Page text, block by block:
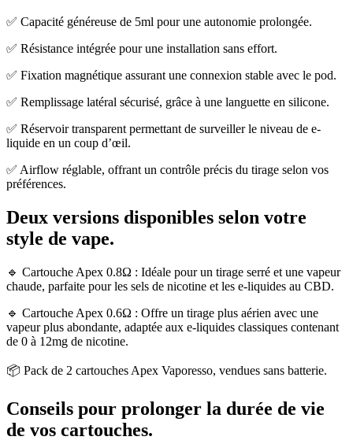
✅ Capacité généreuse de 5ml pour une autonomie prolongée.
✅ Résistance intégrée pour une installation sans effort.
✅ Fixation magnétique assurant une connexion stable avec le pod.
✅ Remplissage latéral sécurisé, grâce à une languette en silicone.
✅ Réservoir transparent permettant de surveiller le niveau de e-
liquide en un coup d’œil.
✅ Airflow réglable, offrant un contrôle précis du tirage selon vos
préférences.
Deux versions disponibles selon votre
style de vape.
🔹 Cartouche Apex 0.8Ω : Idéale pour un tirage serré et une vapeur
chaude, parfaite pour les sels de nicotine et les e-liquides au CBD.
🔹 Cartouche Apex 0.6Ω : Offre un tirage plus aérien avec une
vapeur plus abondante, adaptée aux e-liquides classiques contenant
de 0 à 12mg de nicotine.
📦 Pack de 2 cartouches Apex Vaporesso, vendues sans batterie.
Conseils pour prolonger la durée de vie
de vos cartouches.